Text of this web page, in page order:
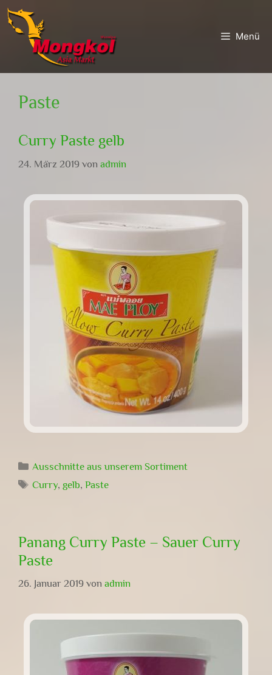
Zum
Inhalt
springen
Zum
Inhalt
springen
Menü
Paste
Curry Paste gelb
24. März 2019 von admin
Kategorien
Ausschnitte aus unserem Sortiment
Schlagwörter
Curry, gelb,Paste
Panang Curry Paste – Sauer Curry
Paste
26. Januar 2019 von admin